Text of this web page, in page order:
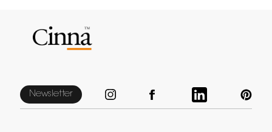
Newsletter